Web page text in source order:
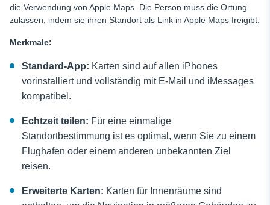
die Verwendung von Apple Maps. Die Person muss die Ortung
zulassen, indem sie ihren Standort als Link in Apple Maps freigibt.
Merkmale:
Standard-App: Karten sind auf allen iPhones
vorinstalliert und vollständig mit E-Mail und iMessages
kompatibel.
Echtzeit teilen: Für eine einmalige
Standortbestimmung ist es optimal, wenn Sie zu einem
Flughafen oder einem anderen unbekannten Ziel
reisen.
Erweiterte Karten: Karten für Innenräume sind